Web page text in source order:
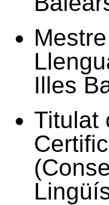
Illes
Titulat